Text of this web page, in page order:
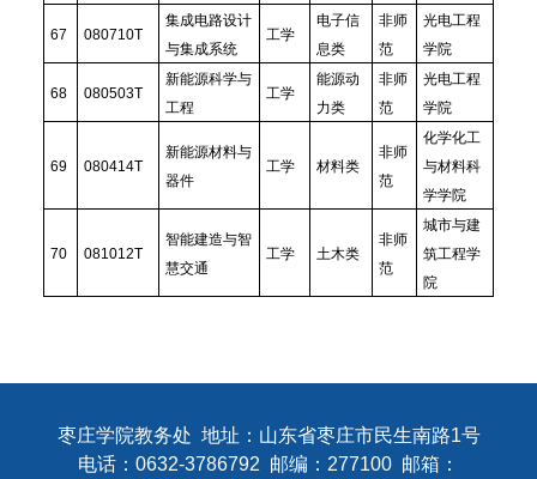
67 080710T
集成电路设计
与集成系统
工学
电子信
息类
非师
范
光电工程
学院
68 080503T
新能源科学与
工程
工学
能源动
力类
非师
范
光电工程
学院
69 080414T
新能源材料与
器件
工学 材料类
非师
范
化学化工
与材料科
学学院
70 081012T
智能建造与智
慧交通
工学 土木类
非师
范
城市与建
筑工程学
院
枣庄学院教务处 地址：山东省枣庄市民生南路1号
电话：0632-3786792 邮编：277100 邮箱：